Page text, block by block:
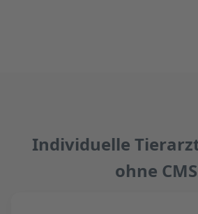
Individuelle
ohne CMS